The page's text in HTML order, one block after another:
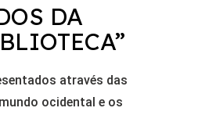
DA
através das
ocidental e os